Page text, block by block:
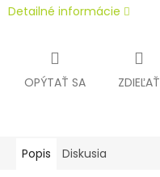
Detailné informácie
OPÝTAŤ SA ZDIEĽAŤ
Popis Diskusia